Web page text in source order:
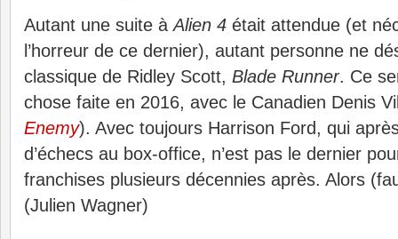
Autant une suite àAlien 4 était attendue (et
l’horreur de ce dernier), autant personne ne
classique de Ridley Scott, Blade Runner. Ce
chose faite en 2016, avec le Canadien Denis
Enemy). Avec toujours Harrison Ford, qui
d’échecs au box-office, n’est pas le dernier
franchises plusieurs décennies après. Alors
(Julien Wagner)